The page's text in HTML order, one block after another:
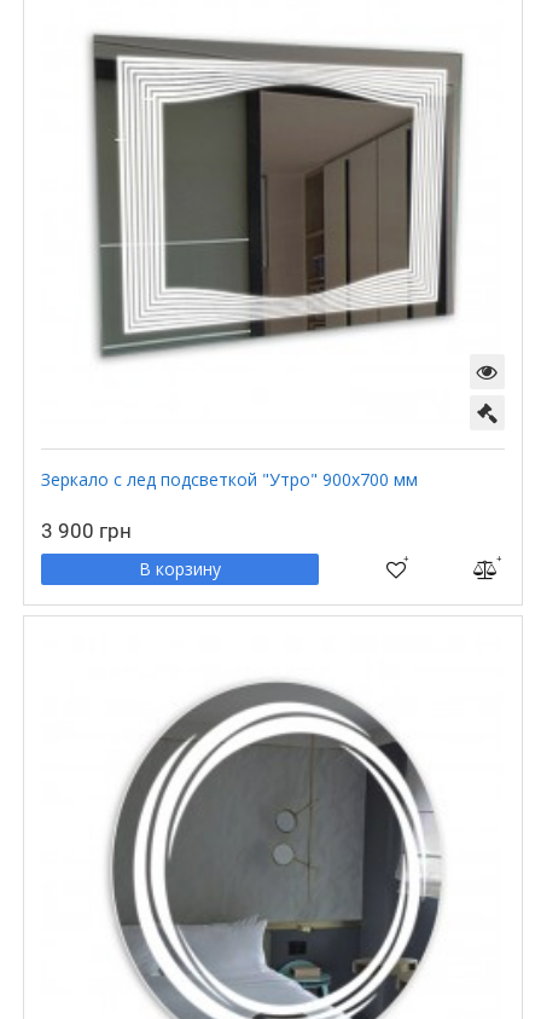
Зеркало с лед подсветкой "Утро" 900х700 мм
3 900 грн
В корзину